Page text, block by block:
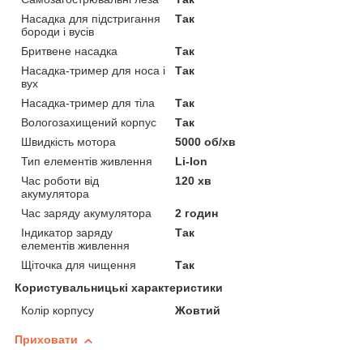
Насадка для підстригання
бороди і вусів
Так
Бритвене насадка
Так
Насадка-тример для носа і
вух
Так
Насадка-тример для тіла
Так
Вологозахищений корпус
Так
Швидкість мотора
5000 об/хв
Тип елементів живлення
Li-Ion
Час роботи від
акумулятора
120 хв
Час заряду акумулятора
2 годин
Індикатор заряду
елементів живлення
Так
Щіточка для чищення
Так
Користувальницькі характеристики
Колір корпусу
Жовтий
Приховати